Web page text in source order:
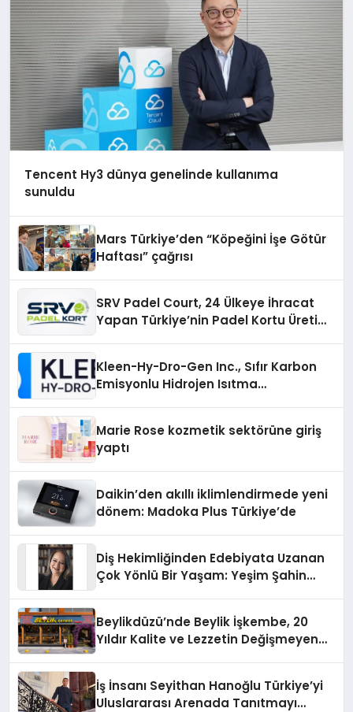
Tencent Hy3 dünya genelinde kullanıma
sunuldu
Mars Türkiye’den “Köpeğini İşe Götür
Haftası” çağrısı
SRV Padel Court, 24 Ülkeye İhracat
Yapan Türkiye’nin Padel Kortu Üretim
Kleen-Hy-Dro-Gen Inc., Sıfır Karbon
Emisyonlu Hidrojen Isıtma
Marie Rose kozmetik sektörüne giriş
yaptı
Daikin’den akıllı iklimlendirmede yeni
dönem: Madoka Plus Türkiye’de
Diş Hekimliğinden Edebiyata Uzanan
Çok Yönlü Bir Yaşam: Yeşim Şahin
Beylikdüzü’nde Beylik İşkembe, 20
Yıldır Kalite ve Lezzetin Değişmeyen
İş İnsanı Seyithan Hanoğlu Türkiye’yi
Uluslararası Arenada Tanıtmayı